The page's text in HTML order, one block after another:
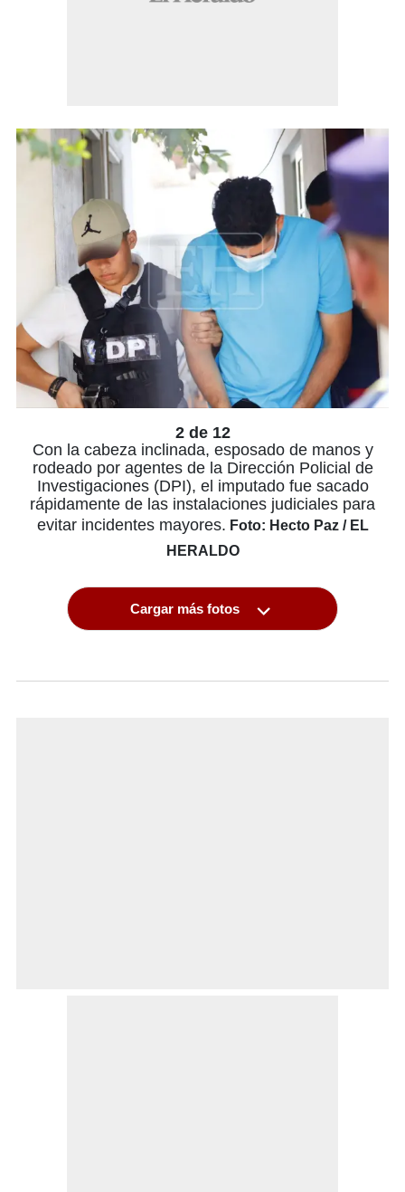
2 de 12
Con la cabeza inclinada, esposado de manos y
rodeado por agentes de la Dirección Policial de
Investigaciones (DPI), el imputado fue sacado
rápidamente de las instalaciones judiciales para
evitar incidentes mayores. Foto: Hecto Paz / EL
HERALDO
Cargar más fotos